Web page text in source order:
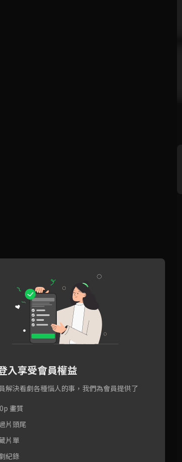
入享受會員權益
解決看劇各種惱人的事，我們為會員提供了
畫質
片頭尾
片單
紀錄